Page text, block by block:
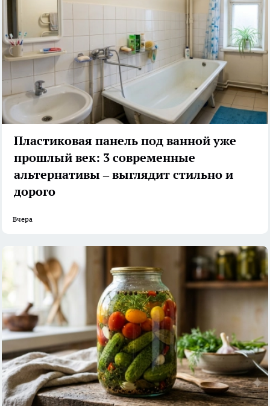
Пластиковая панель под ванной уже
прошлый век: 3 современные
альтернативы – выглядит стильно и
дорого
Вчера